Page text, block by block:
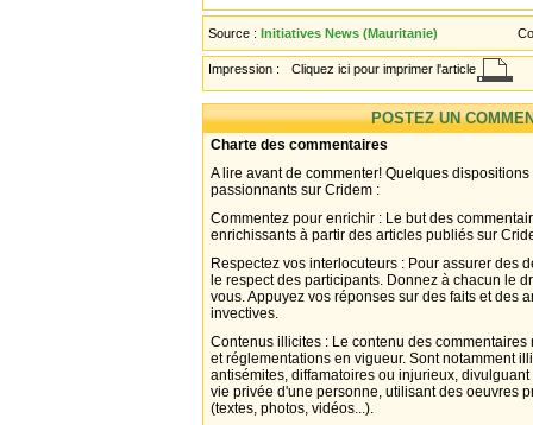
Source : Initiatives News (Mauritanie)
Impression : Cliquez ici pour imprimer l'article
POSTEZ UN
Charte des commentaires
A lire avant de commenter! Quelques
passionnants sur Cridem :
Commentez pour enrichir : Le but des
enrichissants à partir des articles publiés sur
Respectez vos interlocuteurs : Pour assurer des
le respect des participants. Donnez à chacun le
vous. Appuyez vos réponses sur des faits et des
invectives.
Contenus illicites : Le contenu des
et réglementations en vigueur. Sont notamment
antisémites, diffamatoires ou injurieux,
vie privée d'une personne, utilisant des oeuvres
(textes, photos, vidéos...).